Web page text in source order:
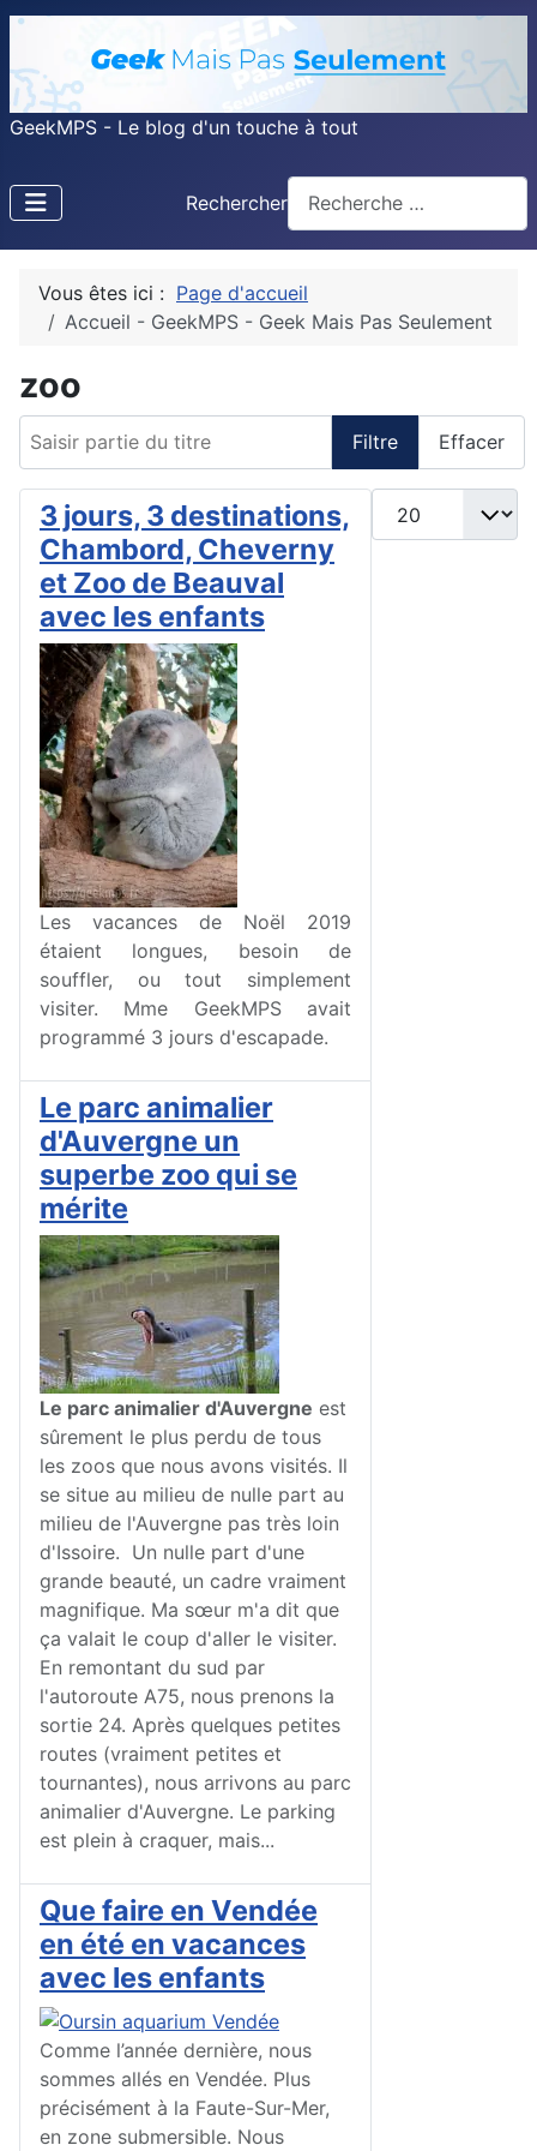
GeekMPS - Le blog d'un touche à tout
Rechercher
Vous êtes ici : Page d'accueil
Accueil - GeekMPS - Geek Mais Pas Seulement
zoo
Filtre Effacer
Afficher #
3 jours, 3 destinations,
Chambord, Cheverny
et Zoo de Beauval
avec les enfants
Les vacances de Noël 2019
étaient longues, besoin de
souffler, ou tout simplement
visiter. Mme GeekMPS avait
programmé 3 jours d'escapade.
Le parc animalier
d'Auvergne un
superbe zoo qui se
mérite
Le parc animalier d'Auvergne est
sûrement le plus perdu de tous
les zoos que nous avons visités. Il
se situe au milieu de nulle part au
milieu de l'Auvergne pas très loin
d'Issoire. Un nulle part d'une
grande beauté, un cadre vraiment
magnifique. Ma sœur m'a dit que
ça valait le coup d'aller le visiter.
En remontant du sud par
l'autoroute A75, nous prenons la
sortie 24. Après quelques petites
routes (vraiment petites et
tournantes), nous arrivons au parc
animalier d'Auvergne. Le parking
est plein à craquer, mais...
Que faire en Vendée
en été en vacances
avec les enfants
Comme l’année dernière, nous
sommes allés en Vendée. Plus
précisément à la Faute-Sur-Mer,
en zone submersible. Nous